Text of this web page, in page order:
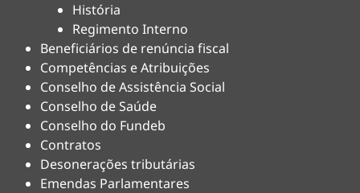
História
Regimento Interno
Beneficiários de renúncia fiscal
Competências e Atribuições
Conselho de Assistência Social
Conselho de Saúde
Conselho do Fundeb
Contratos
Desonerações tributárias
Emendas Parlamentares